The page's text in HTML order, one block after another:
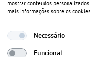
Tipo de contacto de
Carga das lâmpadas
mostrar conteúdos
mais informações sobre os
Necessário
Funcional